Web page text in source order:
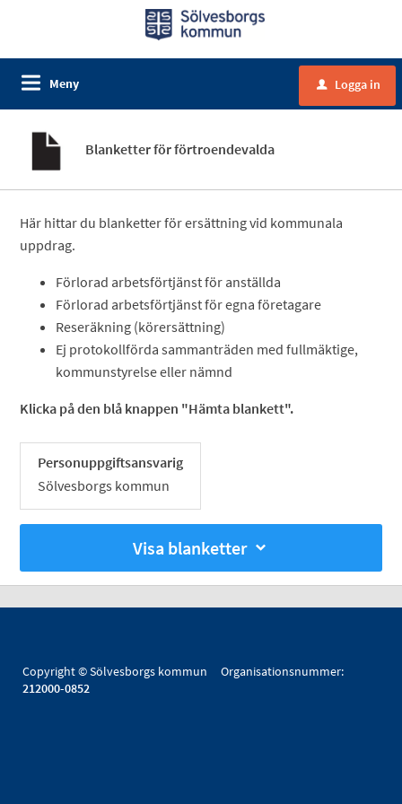
Meny u Logga in
Blanketter för förtroendevalda
Här hittar du blanketter för ersättning vid kommunala
uppdrag.
Förlorad arbetsförtjänst för anställda
Förlorad arbetsförtjänst för egna företagare
Reseräkning (körersättning)
Ej protokollförda sammanträden med fullmäktige,
kommunstyrelse eller nämnd
Klicka på den blå knappen "Hämta blankett".
Personuppgiftsansvarig
Sölvesborgs kommun
Visa blanketter
Copyright © Sölvesborgs kommun Organisationsnummer:
212000-0852